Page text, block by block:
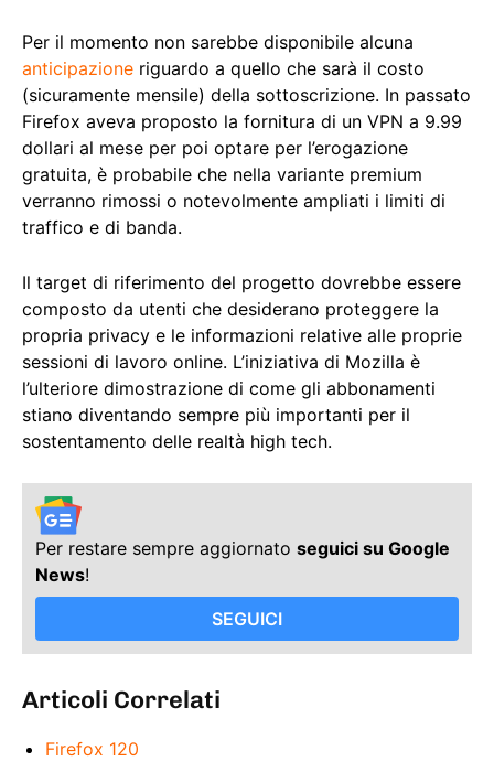
Per il momento non sarebbe disponibile alcuna
anticipazione riguardo a quello che sarà il costo
(sicuramente mensile) della sottoscrizione. In passato
Firefox aveva proposto la fornitura di un VPN a 9.99
dollari al mese per poi optare per l’erogazione
gratuita, è probabile che nella variante premium
verranno rimossi o notevolmente ampliati i limiti di
traffico e di banda.
Il target di riferimento del progetto dovrebbe essere
composto da utenti che desiderano proteggere la
propria privacy e le informazioni relative alle proprie
sessioni di lavoro online. L’iniziativa di Mozilla è
l’ulteriore dimostrazione di come gli abbonamenti
stiano diventando sempre più importanti per il
sostentamento delle realtà high tech.
Per restare sempre aggiornato seguici su Google
News!
SEGUICI
Articoli Correlati
Firefox 120